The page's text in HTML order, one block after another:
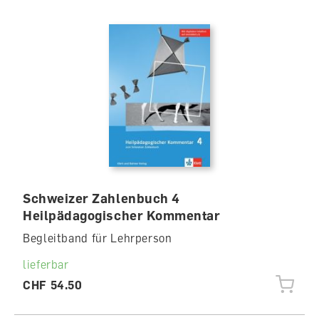
Schweizer Zahlenbuch 4
Heilpädagogischer Kommentar
Begleitband für Lehrperson
lieferbar
CHF 54.50